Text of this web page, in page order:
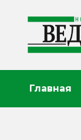
содержанию
Главная